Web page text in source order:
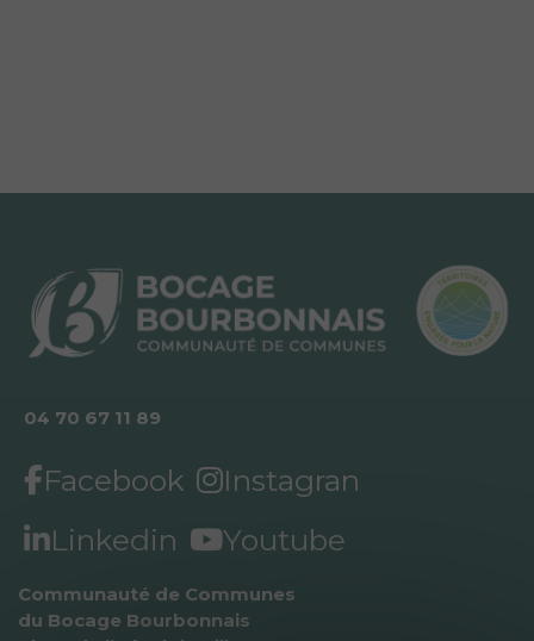
04 70 67 11 89
Facebook
Instagran
Linkedin
Youtube
Communauté de Communes
du Bocage Bourbonnais